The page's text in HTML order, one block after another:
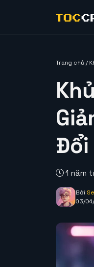
Trang chủ/
Đổi
1 năm
Bởi
03/